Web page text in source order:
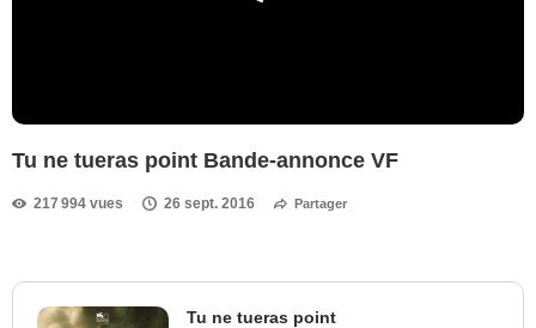
Tu ne tueras point Bande-annonce VF
217 994 vues 26 sept. 2016 Partager
Tu ne tueras point